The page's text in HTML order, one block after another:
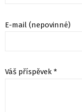
E-mail (nepovinné)
Váš příspěvek *